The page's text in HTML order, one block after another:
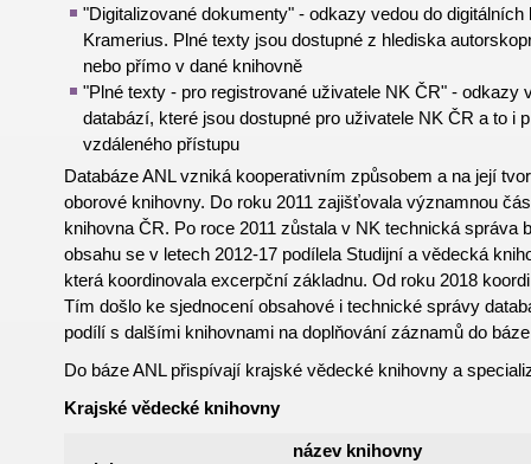
"Digitalizované dokumenty" - odkazy vedou do
Kramerius. Plné texty jsou dostupné z hlediska
nebo přímo v dané knihovně
"Plné texty - pro registrované uživatele NK ČR" - odkazy
databází, které jsou dostupné pro uživatele NK ČR a to i
vzdáleného přístupu
Databáze ANL vzniká kooperativním způsobem a na její
oborové knihovny. Do roku 2011 zajišťovala významnou
knihovna ČR. Po roce 2011 zůstala v NK technická správa
obsahu se v letech 2012-17 podílela Studijní a vědecká
která koordinovala excerpční základnu. Od roku 2018
Tím došlo ke sjednocení obsahové i technické správy
podílí s dalšími knihovnami na doplňování záznamů do
Do báze ANL přispívají krajské vědecké knihovny a
Krajské vědecké knihovny
název knihovny